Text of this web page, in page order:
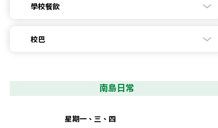
學校餐飲
校巴
南島日常
星期一、三、四